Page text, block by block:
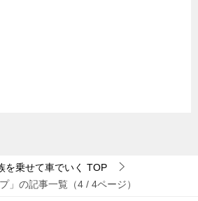
を乗せて車でいく TOP
プ」の記事一覧（4 / 4ページ）